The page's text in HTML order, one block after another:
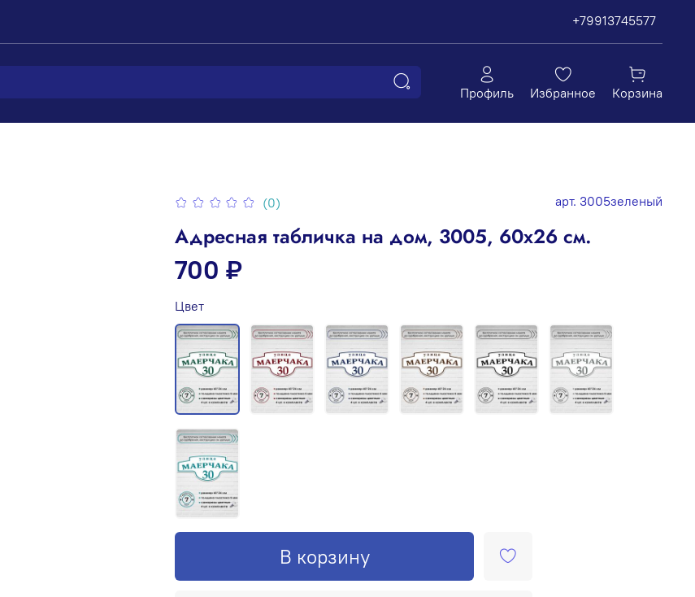
+79913745577
Профиль Избранное Корзина
(0) арт. 3005зеленый
Адресная табличка на дом, 3005, 60х26 см.
700 ₽
В корзину
Цвет